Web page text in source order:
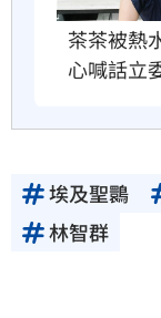
茶茶被熱
心喊話立
埃及聖䴉
林智群